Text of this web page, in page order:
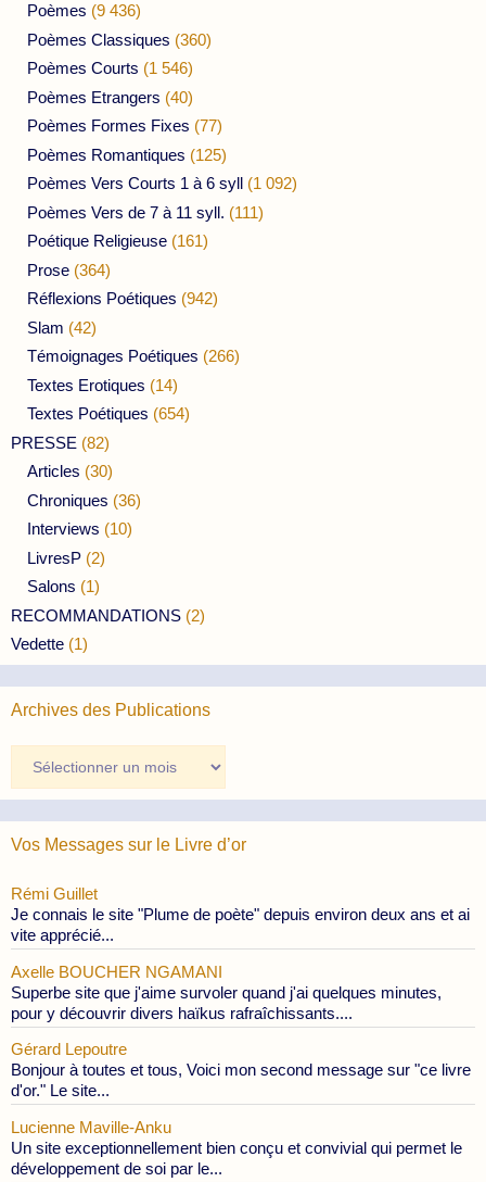
Poèmes (9 436)
Poèmes Classiques (360)
Poèmes Courts (1 546)
Poèmes Etrangers (40)
Poèmes Formes Fixes (77)
Poèmes Romantiques (125)
Poèmes Vers Courts 1 à 6 syll (1 092)
Poèmes Vers de 7 à 11 syll. (111)
Poétique Religieuse (161)
Prose (364)
Réflexions Poétiques (942)
Slam (42)
Témoignages Poétiques (266)
Textes Erotiques (14)
Textes Poétiques (654)
PRESSE (82)
Articles (30)
Chroniques (36)
Interviews (10)
LivresP (2)
Salons (1)
RECOMMANDATIONS (2)
Vedette (1)
Archives des Publications
des
Publications
Vos Messages sur le Livre d’or
Rémi Guillet
Je connais le site "Plume de poète" depuis environ deux ans et ai
vite apprécié...
Axelle BOUCHER NGAMANI
Superbe site que j'aime survoler quand j'ai quelques minutes,
pour y découvrir divers haïkus rafraîchissants....
Gérard Lepoutre
Bonjour à toutes et tous, Voici mon second message sur "ce livre
d'or." Le site...
Lucienne Maville-Anku
Un site exceptionnellement bien conçu et convivial qui permet le
développement de soi par le...